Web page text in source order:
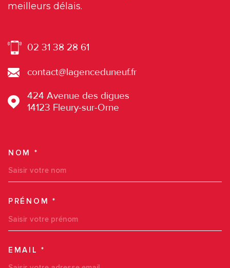
meilleurs délais.
02 31 38 28 61
contact@lagenceduneuf.fr
424 Avenue des digues
14123
Fleury-sur-Orne
NOM *
PRÉNOM *
EMAIL *